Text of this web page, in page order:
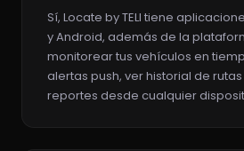
Sí, Locate by TELI tiene
y Android, además de la
monitorear tus vehículos en
alertas push, ver historial de
reportes desde cualquier